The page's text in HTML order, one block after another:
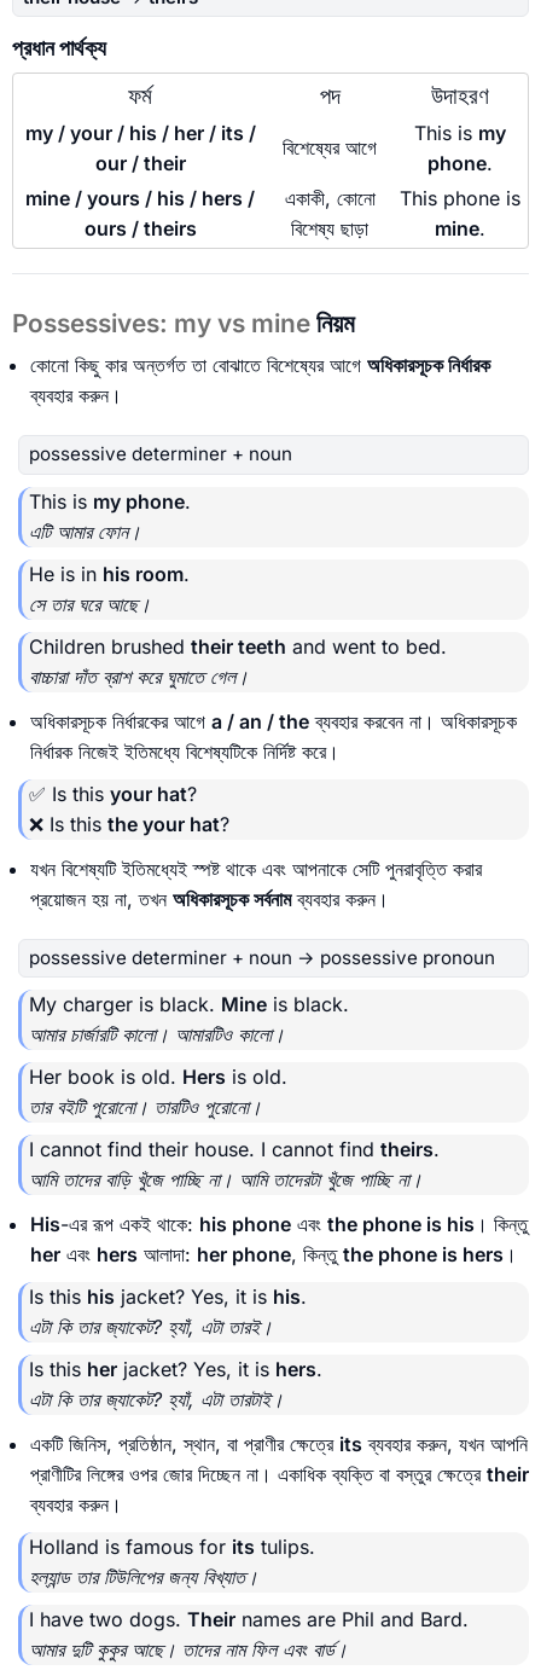
প্রধান পার্থক্য
ফর্ম পদ উদাহরণ
my / your / his / her / its /
our / their
বিশেষ্যের আগে
This is my
phone.
mine / yours / his / hers /
ours / theirs
একাকী, কোনো
বিশেষ্য ছাড়া
This phone is
mine.
Possessives: my vs mine নিয়ম
কোনো কিছু কার অন্তর্গত তা বোঝাতে বিশেষ্যের আগে অধিকারসূচক নির্ধারক
ব্যবহার করুন।
possessive determiner + noun
This is my phone.
এটি আমার ফোন।
He is in his room.
সে তার ঘরে আছে।
Children brushed their teeth and went to bed.
বাচ্চারা দাঁত ব্রাশ করে ঘুমাতে গেল।
অধিকারসূচক নির্ধারকের আগে a / an / the ব্যবহার করবেন না। অধিকারসূচক
নির্ধারক নিজেই ইতিমধ্যে বিশেষ্যটিকে নির্দিষ্ট করে।
✅ Is this your hat?
❌ Is this the your hat?
যখন বিশেষ্যটি ইতিমধ্যেই স্পষ্ট থাকে এবং আপনাকে সেটি পুনরাবৃত্তি করার
প্রয়োজন হয় না, তখন অধিকারসূচক সর্বনামব্যবহার করুন।
possessive determiner + noun → possessive pronoun
My charger is black. Mine is black.
আমার চার্জারটি কালো। আমারটিও কালো।
Her book is old. Hers is old.
তার বইটি পুরোনো। তারটিও পুরোনো।
I cannot find their house. I cannot find theirs.
আমি তাদের বাড়ি খুঁজে পাচ্ছি না। আমি তাদেরটা খুঁজে পাচ্ছি না।
His-এর রূপ একই থাকে: his phone এবং the phone is his । কিন্তু
her এবং hers আলাদা: her phone, কিন্তু the phone is hers ।
Is this his jacket? Yes, it is his.
এটা কি তার জ্যাকেট? হ্যাঁ, এটা তারই।
Is this her jacket? Yes, it is hers.
এটা কি তার জ্যাকেট? হ্যাঁ, এটা তারটাই।
একটি জিনিস, প্রতিষ্ঠান, স্থান, বা প্রাণীর ক্ষেত্রে its ব্যবহার করুন, যখন আপনি
প্রাণীটির লিঙ্গের ওপর জোর দিচ্ছেন না। একাধিক ব্যক্তি বা বস্তুর ক্ষেত্রে their
ব্যবহার করুন।
Holland is famous for its tulips.
হল্যান্ড তার টিউলিপের জন্য বিখ্যাত।
I have two dogs. Their names are Phil and Bard.
আমার দুটি কুকুর আছে। তাদের নাম ফিল এবং বার্ড।